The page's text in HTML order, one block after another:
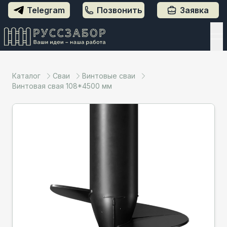
Telegram Позвонить Заявка
Каталог Сваи
Винтовые сваи
Винтовая свая 108*4500 мм